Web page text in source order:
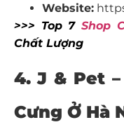
Website:
>>> Top 7Shop
Chất Lượng
4.J & Pet
Cưng Ở Hà